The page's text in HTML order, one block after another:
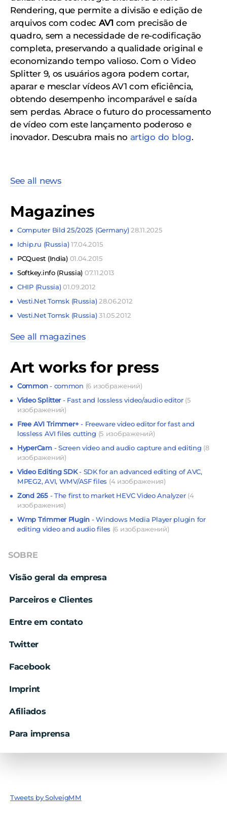
Rendering, que permite a divisão e edição de
arquivos com codec AV1 com precisão de
quadro, sem a necessidade de re-codificação
completa, preservando a qualidade original e
economizando tempo valioso. Com o Video
Splitter 9, os usuários agora podem cortar,
aparar e mesclar vídeos AV1 com eficiência,
obtendo desempenho incomparável e saída
sem perdas. Abrace o futuro do processamento
de vídeo com este lançamento poderoso e
inovador. Descubra mais no artigo do blog.
See all news
Magazines
Computer Bild 25/2025 (Germany)28.11.2025
Ichip.ru (Russia)17.04.2015
PCQuest (India) 01.04.2015
Softkey.info (Russia) 07.11.2013
CHIP (Russia)01.09.2012
Vesti.Net Tomsk (Russia)28.06.2012
Vesti.Net Tomsk (Russia)31.05.2012
See all magazines
Art works for press
Common- common (6 изображений)
Video Splitter- Fast and lossless video/audio editor (5
изображений)
Free AVI Trimmer+- Freeware video editor for fast and
lossless AVI files cutting (5 изображений)
HyperCam- Screen video and audio capture and editing (8
изображений)
Video Editing SDK- SDK for an advanced editing of AVC,
MPEG2, AVI, WMV/ASF files (4 изображения)
Zond 265- The first to market HEVC Video Analyzer (4
изображения)
Wmp Trimmer Plugin - Windows Media Player plugin for
editing video and audio files (6 изображений)
SOBRE
Visão geral da empresa
Parceiros e Clientes
Entre em contato
Twitter
Facebook
Imprint
Afiliados
Para imprensa
Tweets by SolveigMM